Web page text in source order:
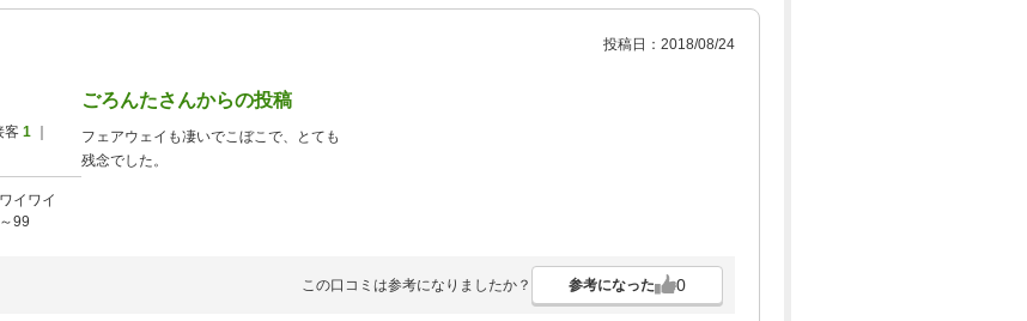
投稿日：2018/08/24
客 1
イワイ
99
ごろんたさんからの投稿
フェアウェイも凄いでこぼこで、とても
残念でした。
この口コミは参考になりましたか？ 参考になった 0